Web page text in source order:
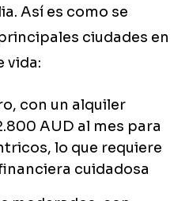
Así es como se
ciudades en
vida:
con un alquiler
AUD al mes para
lo que requiere
cuidadosa